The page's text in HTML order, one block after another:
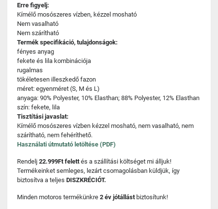
Erre figyelj:
Kímélő mosószeres vízben, kézzel mosható
Nem vasalható
Nem szárítható
Termék specifikáció, tulajdonságok:
fényes anyag
fekete és lila kombinációja
rugalmas
tökéletesen illeszkedő fazon
méret: egyenméret (S, M és L)
anyaga: 90% Polyester, 10% Elasthan; 88% Polyester, 12% Elasthan
szín: fekete, lila
Tisztítási javaslat:
Kímélő mosószeres vízben kézzel mosható, nem vasalható, nem
szárítható, nem fehéríthető.
Használati útmutató letöltése (PDF)
Rendelj 22.999Ft felettés a szállítási költséget mi álljuk!
Termékeinket semleges, lezárt csomagolásban küldjük, így
biztosítva a teljes DISZKRÉCIÓT.
Minden motoros termékünkre 2 év jótállást biztosítunk!